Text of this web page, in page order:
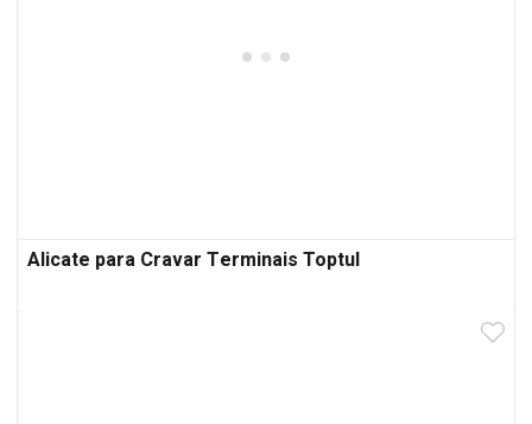
Alicate para Cravar Terminais Toptul